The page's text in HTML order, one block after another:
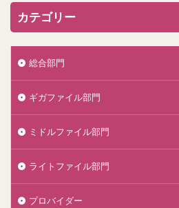
カテゴリー
総合部門
ギガファイル部門
ミドルファイル部門
ライトファイル部門
プロバイダー